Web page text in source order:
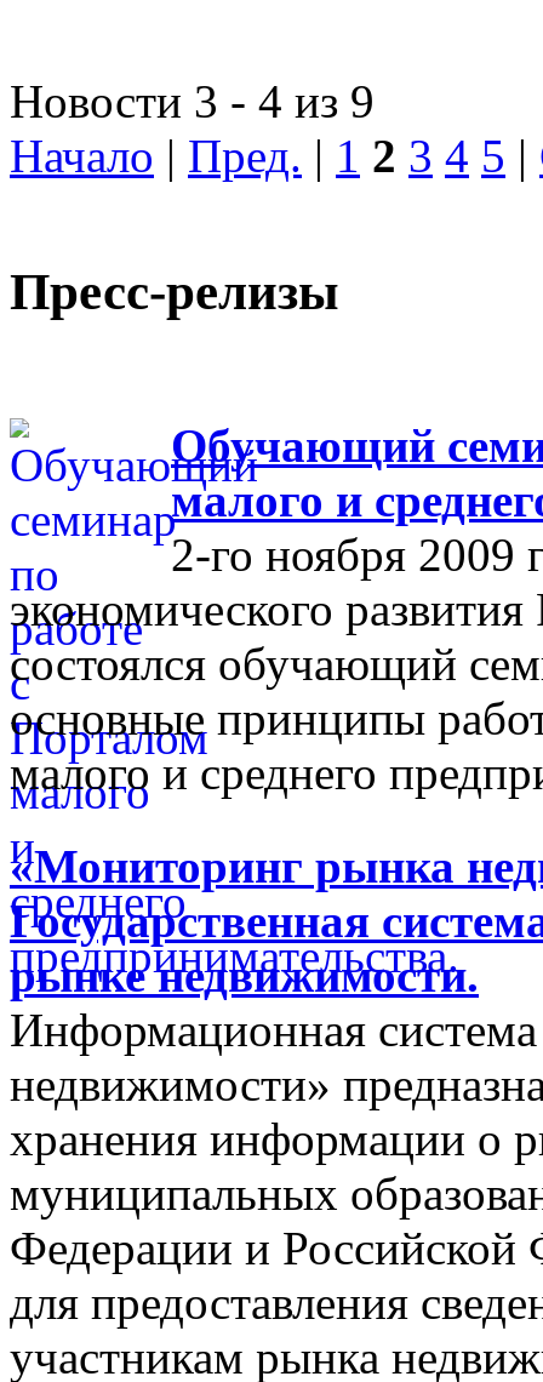
Новости 3 - 4 из 9
Начало | Пред. | 1 2 3 4 5 |
Пресс-релизы
Обучающий
малого и
2-го ноября 2009
экономического
состоялся обучающий
основные принципы
малого и среднего
«Мониторинг рынка
Государственная
рынке недвижимости.
Информационная
недвижимости»
хранения информации о
муниципальных
Федерации и Российской
для предоставления
участникам рынка